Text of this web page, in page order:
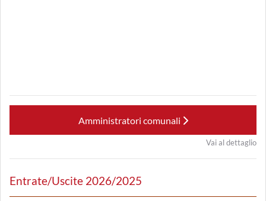
Amministratori comunali
Vai al dettaglio
Entrate/Uscite 2026/2025